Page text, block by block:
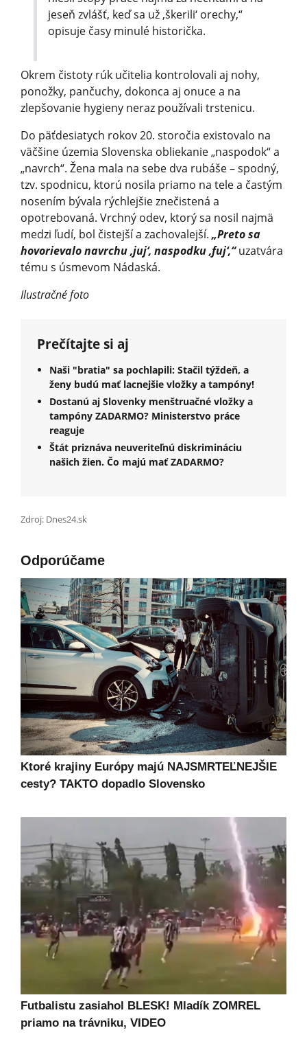
jeseň zvlášť, keď sa už ‚škerili‘ orechy,“
opisuje časy minulé historička.
Okrem čistoty rúk učitelia kontrolovali aj nohy,
ponožky, pančuchy, dokonca aj onuce a na
zlepšovanie hygieny neraz používali trstenicu.
Do päťdesiatych rokov 20. storočia existovalo na
väčšine územia Slovenska obliekanie „naspodok“ a
„navrch“. Žena mala na sebe dva rubáše – spodný,
tzv. spodnicu, ktorú nosila priamo na tele a častým
nosením bývala rýchlejšie znečistená a
opotrebovaná. Vrchný odev, ktorý sa nosil najmä
medzi ľudí, bol čistejší a zachovalejší. „Preto sa
hovorievalo navrchu ‚juj‘, naspodku ‚fuj‘,“uzatvára
tému s úsmevom Nádaská.
Ilustračné foto
Prečítajte si aj
Naši "bratia" sa pochlapili: Stačil týždeň, a
ženy budú mať lacnejšie vložky a tampóny!
Dostanú aj Slovenky menštruačné vložky a
tampóny ZADARMO? Ministerstvo práce
reaguje
Štát priznáva neuveriteľnú diskrimináciu
našich žien. Čo majú mať ZADARMO?
Zdroj: Dnes24.sk
Odporúčame
Ktoré krajiny Európy majú NAJSMRTEĽNEJŠIE
cesty? TAKTO dopadlo Slovensko
Futbalistu zasiahol BLESK! Mladík ZOMREL
priamo na trávniku, VIDEO